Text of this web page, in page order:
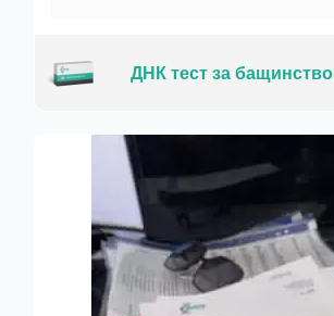
ДНК тест за бащинство